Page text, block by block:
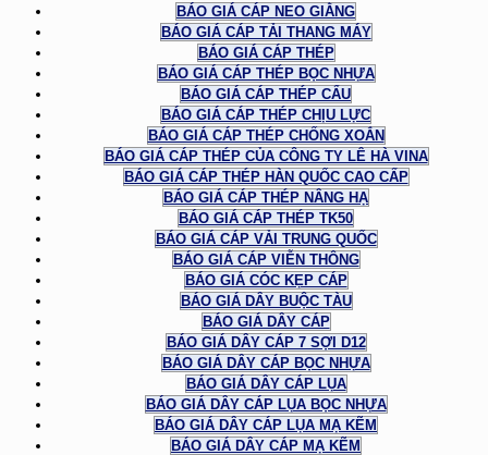
BÁO GIÁ CÁP NEO GIẰNG
BÁO GIÁ CÁP TẢI THANG MÁY
BÁO GIÁ CÁP THÉP
BÁO GIÁ CÁP THÉP BỌC NHỰA
BÁO GIÁ CÁP THÉP CẨU
BÁO GIÁ CÁP THÉP CHỊU LỰC
BÁO GIÁ CÁP THÉP CHỐNG XOẮN
BÁO GIÁ CÁP THÉP CỦA CÔNG TY LÊ HÀ VINA
BÁO GIÁ CÁP THÉP HÀN QUỐC CAO CẤP
BÁO GIÁ CÁP THÉP NÂNG HẠ
BÁO GIÁ CÁP THÉP TK50
BÁO GIÁ CÁP VẢI TRUNG QUỐC
BÁO GIÁ CÁP VIỄN THÔNG
BÁO GIÁ CÓC KẸP CÁP
BÁO GIÁ DÂY BUỘC TÀU
BÁO GIÁ DÂY CÁP
BÁO GIÁ DÂY CÁP 7 SỢI D12
BÁO GIÁ DÂY CÁP BỌC NHỰA
BÁO GIÁ DÂY CÁP LỤA
BÁO GIÁ DÂY CÁP LỤA BỌC NHỰA
BÁO GIÁ DÂY CÁP LỤA MẠ KẼM
BÁO GIÁ DÂY CÁP MẠ KẼM